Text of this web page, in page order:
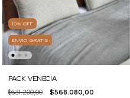
10% OFF
ENVÍO GRATIS
PACK VENECIA
$631.200,00 $568.080,00